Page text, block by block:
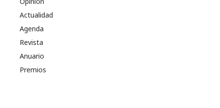
Actualidad
Agenda
Revista
Anuario
Premios